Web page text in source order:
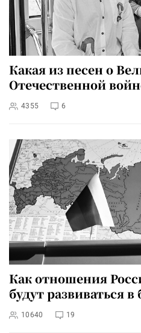
Какая из песен о
Отечественной
4355 6
Как отношения
будут развиваться
10640 19